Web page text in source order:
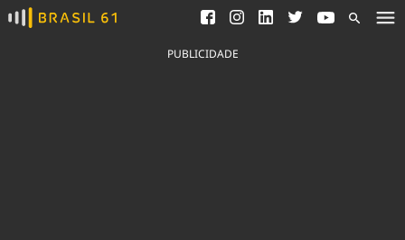
Ver todas as notícias
Saneamento
Indicadores
PUBLICIDADE